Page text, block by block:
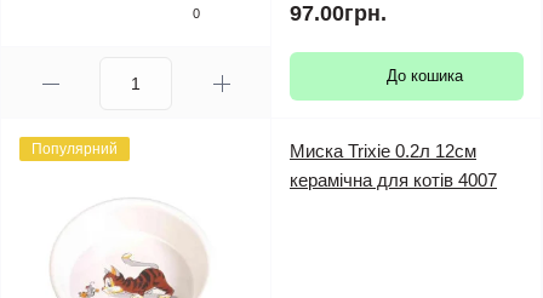
0 97.00грн.
До кошика
Популярний
Миска Trixie 0.2л 12см
керамічна для котів 4007